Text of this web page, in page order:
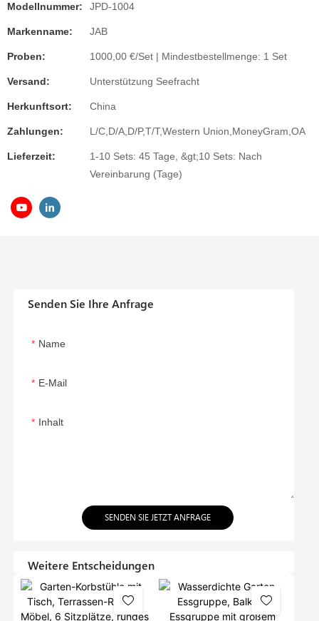
Modellnummer: JPD-1004
Markenname: JAB
Proben: 1000,00 €/Set | Mindestbestellmenge: 1 Set
Versand: Unterstützung Seefracht
Herkunftsort: China
Zahlungen: L/C,D/A,D/P,T/T,Western Union,MoneyGram,OA
Lieferzeit:
1-10 Sets: 45 Tage, &gt;10 Sets: Nach
Vereinbarung (Tage)
Senden Sie Ihre Anfrage
Name
E-Mail
Inhalt
SENDEN SIE JETZT ANFRAGE
Weitere Entscheidungen